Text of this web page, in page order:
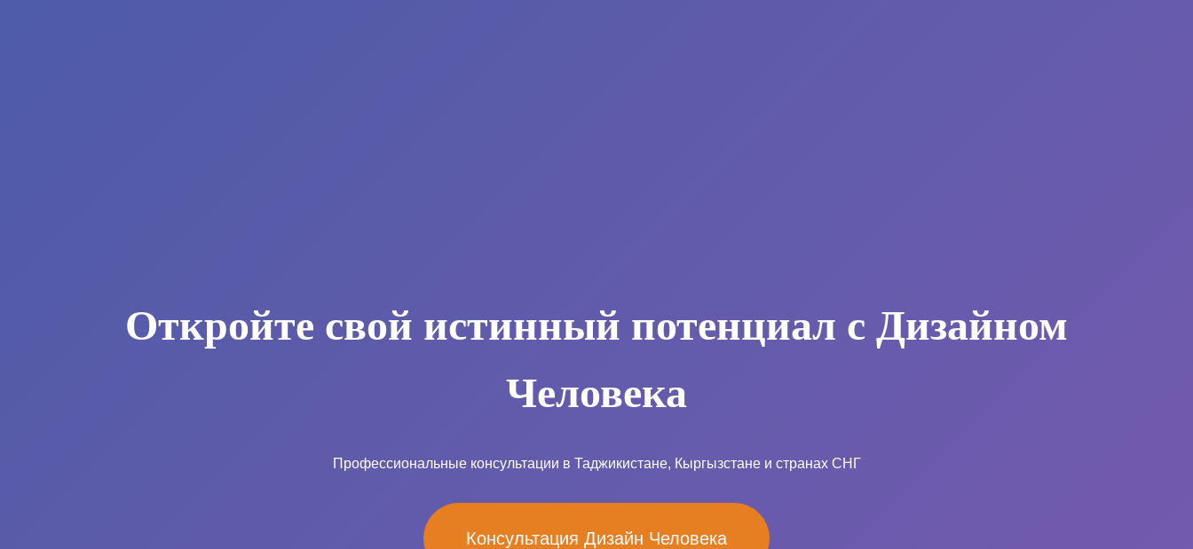
Откройте свой истинный потенциал с Дизайном
Человека
Профессиональные консультации в Таджикистане, Кыргызстане и странах СНГ
Консультация Дизайн Человека